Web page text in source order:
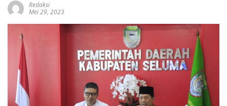
Redaksi
Mei 29, 2023